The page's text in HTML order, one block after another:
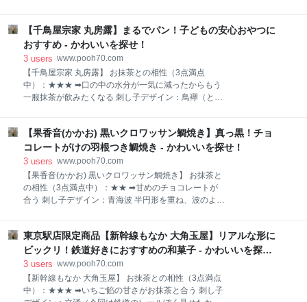
ど。 パンの上には、きな粉がかかっています。 茶箱
パンにしては、もちもち感がすごいわね パンの中をみ
てさらにビックリ！ 粒あんとよもぎ餅、イコール
る。 また、麻の丈夫さや成長の早さにあやかって子ど
もの健やかな成長を願う意味もある。 【一六タルト 柚
子】 おすすめポイント ● 個包装パッケージ 手土
産・プレゼント向き ● 和菓子に馴染みのない人にも
おすすめ ● 柚子のさわやかな香りと味がたっぷり味
わえる 黄色の柚子が描かれたパッケージ。 柚子を使っ
ちなみに、レモン味の【一六タルト 塩レモン】は、期
間限定商品で別にちゃんとあります。 封をあけたる
と、ふんわり柚子の香りがします。 さらさらなめ
【千鳥屋宗家 丸房露】まるでパン！子どもの安心おやつに
おすすめ - かわいいを探せ！
3 users www.pooh70.com
【千鳥屋宗家 丸房露】 お抹茶との相性（3点満点
中）：★★★ ➡口の中の水分が一気に減ったからもう
一服抹茶が飲みたくなる 刺し子デザイン：鳥襷（とり
（ちどり）は、ゴロ合わせで「せん、とり➡千、取
り」から、勝運祈願や目標達成の意味もあり、縁起の
いい柄です。 【千鳥屋宗家 丸房露】 おすすめポイン
ト ● 個包装パッケージ 手土産向き ● パン並みに
食べごたえあり レトロ感のあるパッケージデザイン
が、オシャレです。 茶箱 こんな印鑑ありそうよ 蜂蜜
ります。 茶箱 パンを食べたくらいの満足感があるわ
口の中の水分はかなり奪われます。 喉が渇くので、た
っぷり飲み物を用意してから食べるのがおすすめで
す。 茶
【果香音(かかお) 黒いクロワッサン鯛焼き】真っ黒！チョ
コレートがけの羽根つき鯛焼き - かわいいを探せ！
3 users www.pooh70.com
【果香音(かかお) 黒いクロワッサン鯛焼き】 お抹茶と
の相性（3点満点中）：★★ ➡甘めのチョコレートが
合う 刺し子デザイン：青海波 半円形を重ね、波のよう
黒いクロワッサン鯛焼き】 おすすめポイント ● ふだ
んのおやつに ● チョコレートたっぷり 茶箱 日本風の
デザインが描かれたオシャレなパッケージよ 鯛焼きと
いえども羽つきなので、横14×縦9㎝ほどの大きさの長
方形 チョコレートが表面すべてにかかっています。 裏
面はかかっていません。 茶箱 暑いからかしら？ 冷蔵
東京駅店限定商品【新幹線もなか 大角玉屋】リアルな形に
ビックリ！鉄道好きにおすすめの和菓子 - かわいいを探
せ！
3 users www.pooh70.com
【新幹線もなか 大角玉屋】 お抹茶との相性（3点満点
中）：★★★ ➡いちご餡の甘さがお抹茶と合う 刺し子